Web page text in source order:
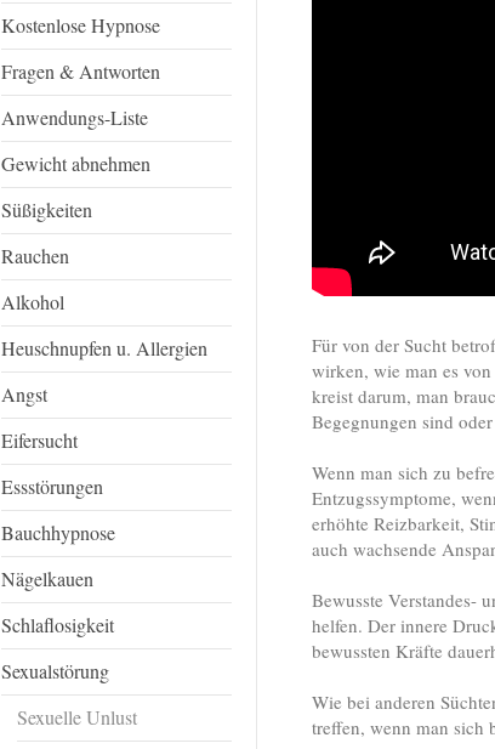
Kostenlose Hypnose
Fragen & Antworten
Anwendungs-Liste
Gewicht abnehmen
Süßigkeiten
Rauchen
Alkohol
Heuschnupfen u. Allergien
Angst
Eifersucht
Essstörungen
Bauchhypnose
Nägelkauen
Schlaflosigkeit
Sexualstörung
Sexuelle Unlust
Für von der Sucht
wirken, wie man es
kreist darum, man
Begegnungen sind
Wenn man sich zu
Entzugssymptome,
erhöhte Reizbarkeit,
auch wachsende
Bewusste Verstandes-
helfen. Der innere
bewussten Kräfte
Wie bei anderen
treffen, wenn man sich